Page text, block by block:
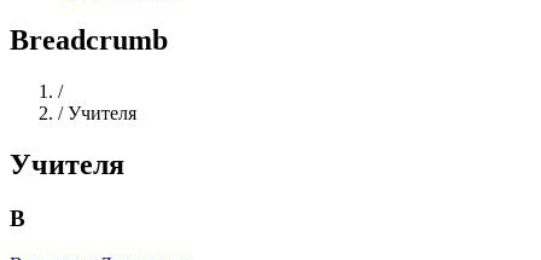
Breadcrumb
/Home
/ Учителя
Учителя
В